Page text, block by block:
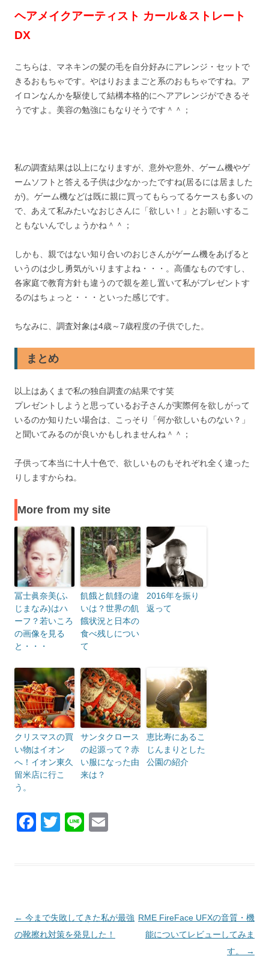
ヘアメイクアーティスト カール＆ストレート
DX
こちらは、マネキンの髪の毛を自分好みにアレンジ・セットで
きるおもちゃです。やはりおままごと系のおもちゃですね。ア
イロンなんかを駆使して結構本格的にヘアアレンジができるそ
うですよ。美容の勉強にもなりそうです＾＾；
私の調査結果は以上になりますが、意外や意外、ゲーム機やゲ
ームソフトと答える子供は少なかったですね(居るには居ました
が)。ゲーム機などは既に親に買ってもらってるケースも多いの
で、あえて私みたいなおじさんに「欲しい！」とお願いするこ
ともないんでしょうかね＾＾；
しかも、親ではない知り合いのおじさんがゲーム機をあげると
いうのは少し勇気がいりますよね・・・。高価なものですし、
各家庭で教育方針も違うので親を差し置いて私がプレゼントす
るのはちょっと・・・といった感じです。
ちなみに、調査対象は4歳～7歳程度の子供でした。
まとめ
以上はあくまで私の独自調査の結果です笑
プレゼントしようと思っているお子さんが実際何を欲しがって
いるのか知りたい場合は、こっそり「何か欲しいものない？」
と聞いてみるのが良いかもしれませんね＾＾；
子供って本当に十人十色で、欲しいものもそれぞれ全く違った
りしますからね。
More from my site
冨士眞奈美(ふ
じまなみ)はハ
ーフ？若いころ
の画像を見る
と・・・
飢餓と飢饉の違
いは？世界の飢
餓状況と日本の
食べ残しについ
て
2016年を振り
返って
クリスマスの買
い物はイオン
へ！イオン東久
留米店に行こ
う。
サンタクロース
の起源って？赤
い服になった由
来は？
恵比寿にあるこ
じんまりとした
公園の紹介
F
o
o
T
Li
投
稿
← 今まで失敗してきた私が最強
の靴擦れ対策を発見した！
RME FireFace UFXの音質・機
能についてレビューしてみま
す。
→